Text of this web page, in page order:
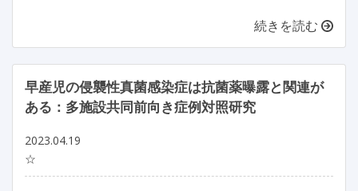
続きを読む
早産児の侵襲性真菌感染症は抗菌薬曝露と関連が
ある：多施設共同前向き症例対照研究
2023.04.19
☆